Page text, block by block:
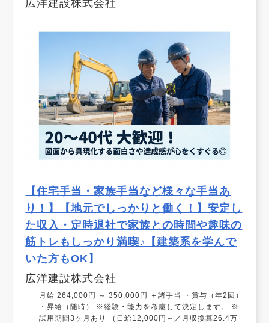
広洋建設株式会社
【住宅手当・家族手当など様々な手当あ
り！】【地元でしっかりと働く！】安定し
た収入・定時退社で家族との時間や趣味の
筋トレもしっかり満喫♪【建築系を学んで
いた方もOK】
広洋建設株式会社
月給 264,000円 ～ 350,000円 ＋諸手当 ・賞与（年2回）
・昇給（随時） ※経験・能力を考慮して決定します。 ※
試用期間3ヶ月あり （日給12,000円～／月収換算26.4万